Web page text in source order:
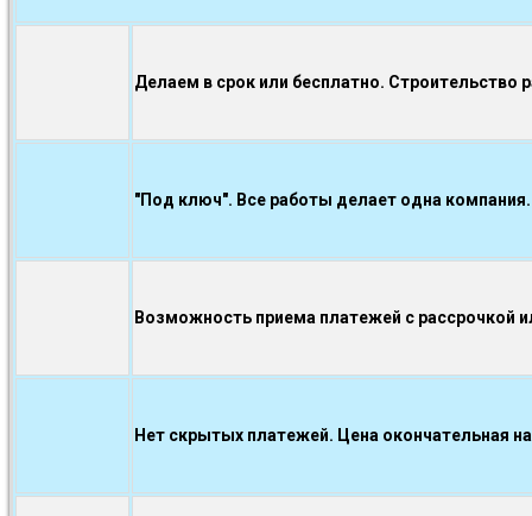
Делаем в срок или бесплатно. Строительство
"Под ключ". Все работы делает одна компания.
Возможность приема платежей с рассрочкой
Нет скрытых платежей. Цена окончательная